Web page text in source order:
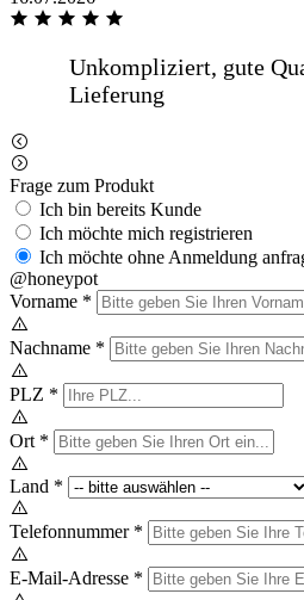
Frage zum Produkt
Ich bin bereits Kunde
Ich möchte mich registrieren
Ich möchte ohne Anmeldung
@honeypot
Vorname *
Nachname *
PLZ *
Ort *
Land *
Telefonnummer *
E-Mail-Adresse *